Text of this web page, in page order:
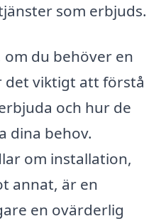
som erbjuds.
du behöver en
det viktigt att förstå
och hur de
dina behov.
om installation,
annat, är en
en ovärderlig